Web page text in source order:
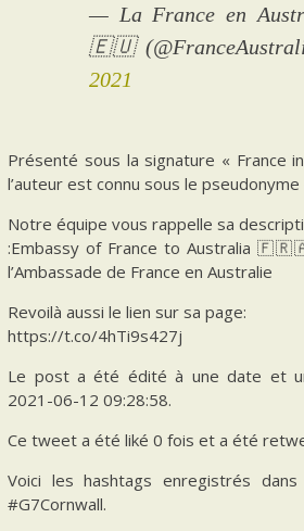
— La France en
🇪🇺
2021
Présenté sous la signature «
l’auteur est connu sous le pseudonyme
Notre équipe vous rappelle sa
:Embassy of France to Australia
l’Ambassade de France en Australie
Revoilà aussi le lien sur sa page:
https://t.co/4hTi9s427j
Le post a été édité à une date et
2021-06-12 09:28:58.
Ce tweet a été liké 0 fois et a été
Voici les hashtags enregistrés
#G7Cornwall.